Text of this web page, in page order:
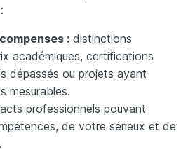
: distinctions
académiques, certifications
dépassés ou projets ayant
mesurables.
professionnels pouvant
de votre sérieux et de